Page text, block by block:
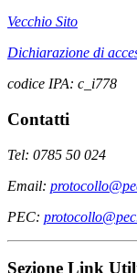
Vecchio Sito
Dichiarazione di
codice IPA: c_i778
Contatti
Tel: 0785 50 024
Email:
PEC:
Sezione Link